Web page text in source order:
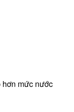
hơn mức nước